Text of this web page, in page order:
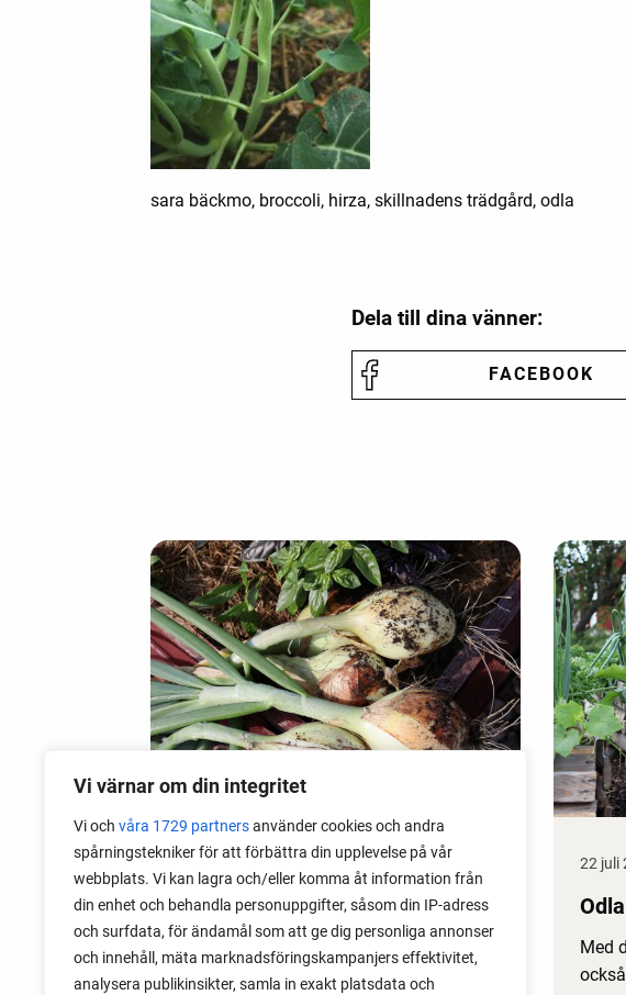
Vi värnar om din integritet
Vi och våra 1729 partnersanvänder cookies och andra
spårningstekniker för att förbättra din upplevelse på vår
webbplats. Vi kan lagra och/eller komma åt information från
din enhet och behandla personuppgifter, såsom din IP-adress
och surfdata, för ändamål som att ge dig personliga annonser
och innehåll, mäta marknadsföringskampanjers effektivitet,
analysera publikinsikter, samla in exakt platsdata och
sara bäckmo, broccoli, hirza, skillnadens trädgård, odla
Dela till dina vänner:
FACEBOOK
28 juli 2026
Odla lök från frö - Stor skörd
Det är lätt att lyckas med lök från frö.
Följ min sådd under säsongen och få
22 juli
Med